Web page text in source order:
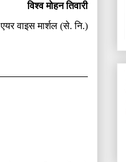
विश्व मोहन तिवारी
एयर वाइस मार्शल (से.नि.)